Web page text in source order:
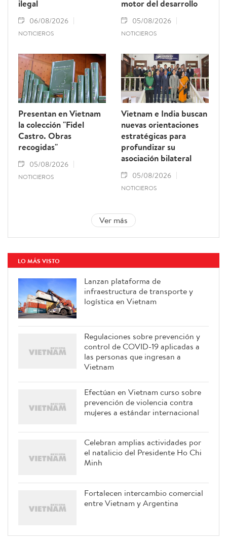
ilegal
06/08/2026
NOTICIEROS
motor del desarrollo
05/08/2026
NOTICIEROS
Presentan en Vietnam
la colección "Fidel
Castro. Obras
recogidas"
05/08/2026
NOTICIEROS
Vietnam e India buscan
nuevas orientaciones
estratégicas para
profundizar su
asociación bilateral
05/08/2026
NOTICIEROS
Ver más
LO MÁS VISTO
Lanzan plataforma de
infraestructura de transporte y
logística en Vietnam
Regulaciones sobre prevención y
control de COVID-19 aplicadas a
las personas que ingresan a
Vietnam
Efectúan en Vietnam curso sobre
prevención de violencia contra
mujeres a estándar internacional
Celebran amplias actividades por
el natalicio del Presidente Ho Chi
Minh
Fortalecen intercambio comercial
entre Vietnam y Argentina